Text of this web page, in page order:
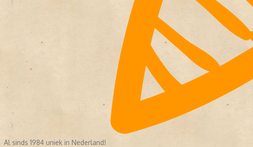
Al sinds 1984 uniek in Nederland!